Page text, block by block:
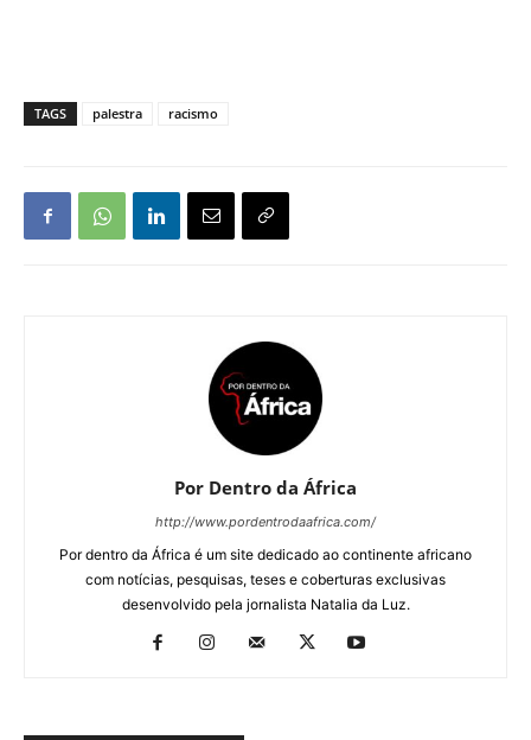
TAGS palestra racismo
Por Dentro da África
http://www.pordentrodaafrica.com/
Por dentro da África é um site dedicado ao continente africano
com notícias, pesquisas, teses e coberturas exclusivas
desenvolvido pela jornalista Natalia da Luz.